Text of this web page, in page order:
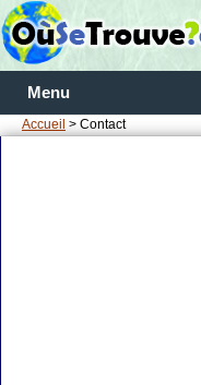
Menu
Accueil > Contact